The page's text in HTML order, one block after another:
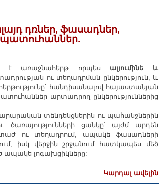
դռներ, ֆասադներ,
պատուհաններ.
է առաջնահերթ որպես ալյումինե և
ու տեղադրման ընկերություն, և
հանդիսանալով հայաստանյան
արտադրող ընկերություններից
տենդենցներին ու պահանջներին
ցանկը՝ այժմ արդեն
ու տեղադրում, ապակե ֆասադների
իսկ վերջին շրջանում հատկապես մեծ
ապակե լոգախցիկները:
Կարդալ ավելին